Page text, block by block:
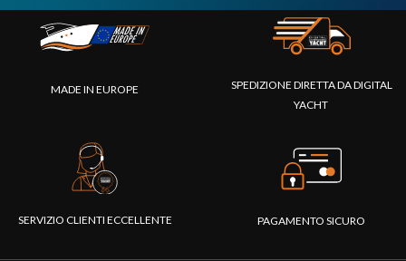
MADE IN EUROPE
SPEDIZIONE DIRETTA DA DIGITAL
YACHT
SERVIZIO CLIENTI ECCELLENTE PAGAMENTO SICURO